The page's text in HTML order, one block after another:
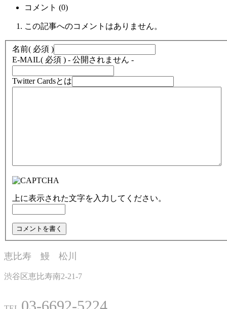
コメント (0)
この記事へのコメントはありません。
名前( 必須 )
E-MAIL( 必須 ) - 公開されません -
Twitter Cardsとは
上に表示された文字を入力してください。
恵比寿 鰻 松川
渋谷区恵比寿南2-21-7